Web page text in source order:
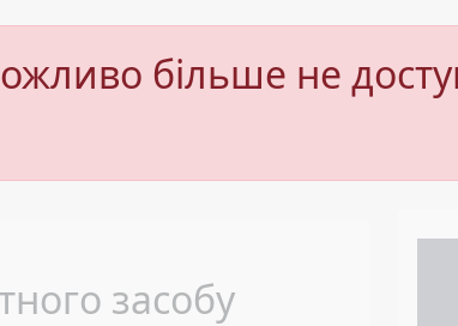
більше не
засобу